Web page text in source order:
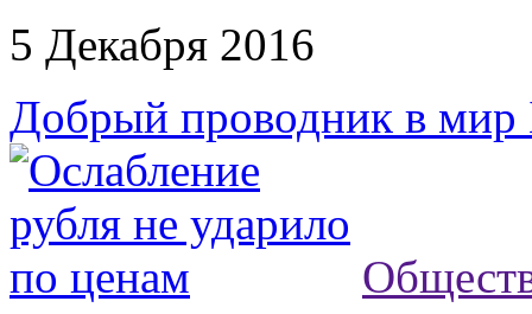
5 Декабря 2016
Добрый проводник в мир